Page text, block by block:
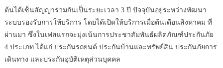
ต้นได้เซ็นสัญญาร่วมกันเป็นระยะเวลา 3 ปี ปัจจุบันอยู่ระหว่างพัฒนา
ระบบรองรับการให้บริการ โดยได้เปิดให้บริการเมื่อต้นเดือนสิงหาคม ที่
ผ่านมา ซึ่งในเฟสแรกจะมุ่งเน้นการประชาสัมพันธ์ผลิตภัณฑ์ประกันภัย
4 ประเภท ได้แก่ ประกันรถยนต์ ประกันบ้านและทรัพย์สิน ประกันภัยการ
เดินทาง และประกันอุบัติเหตุส่วนบุคคล